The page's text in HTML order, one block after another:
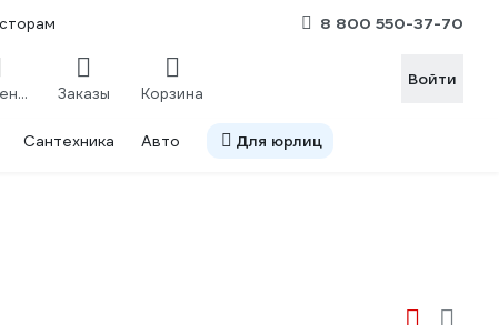
8 800 550-37-70
Сравнение Заказы Корзина
Войти
Сантехника Авто Для юрлиц